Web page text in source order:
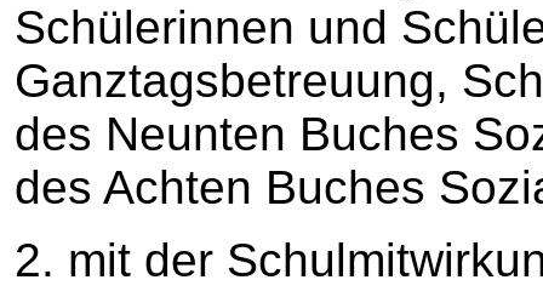
Schülerinnen und
Ganztagsbetreuung,
des Neunten Buches
des Achten Buches
2. mit der